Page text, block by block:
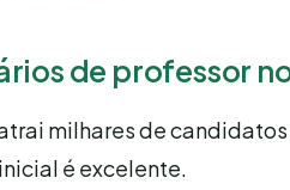
de professor
milhares de
é excelente.